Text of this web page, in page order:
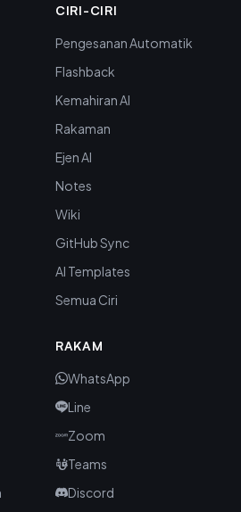
CIRI-CIRI
Pengesanan Automatik
Flashback
Kemahiran AI
Rakaman
Ejen AI
Notes
Wiki
GitHub Sync
AI Templates
Semua Ciri
RAKAM
WhatsApp
Line
Zoom
Teams
Discord